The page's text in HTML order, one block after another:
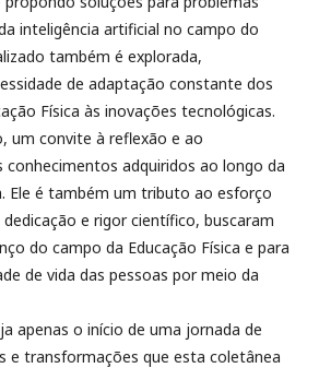
inteligência artificial no campo do
também é explorada,
de adaptação constante dos
Física às inovações tecnológicas.
um convite à reflexão e ao
adquiridos ao longo da
Ele é também um tributo ao esforço
e rigor científico, buscaram
do campo da Educação Física e para
de vida das pessoas por meio da
apenas o início de uma jornada de
e transformações que esta coletânea